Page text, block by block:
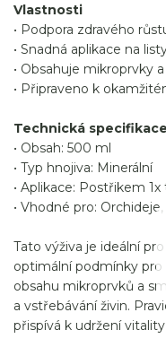
Vlastnosti
• Podpora zdravého
• Snadná aplikace na
• Obsahuje mikroprvky
• Připraveno k
Technická specifikace
• Obsah: 500 ml
• Typ hnojiva: Minerální
• Aplikace: Postřikem
• Vhodné pro:
Tato výživa je ideální
optimální podmínky
obsahu mikroprvků a
a vstřebávání živin.
přispívá k udržení